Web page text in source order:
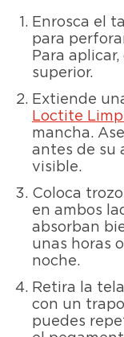
Enrosca el
para
Para
superior.
Extiende
Loctite
mancha.
antes de su
visible.
Coloca
en ambos
absorban
unas horas
noche.
Retira la
con un
puedes